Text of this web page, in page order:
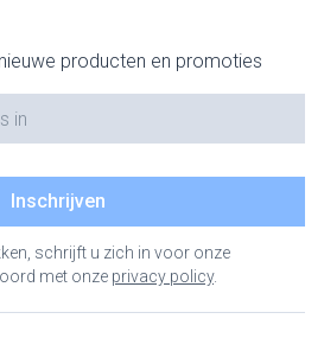
producten en promoties
Inschrijven
schrijft u zich in voor onze
met onze privacy policy.